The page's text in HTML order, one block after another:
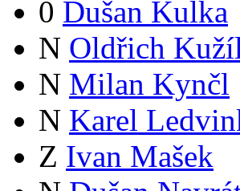
0 Dušan Kulka
N Oldřich
N Milan Kynčl
N Karel
Z Ivan Mašek